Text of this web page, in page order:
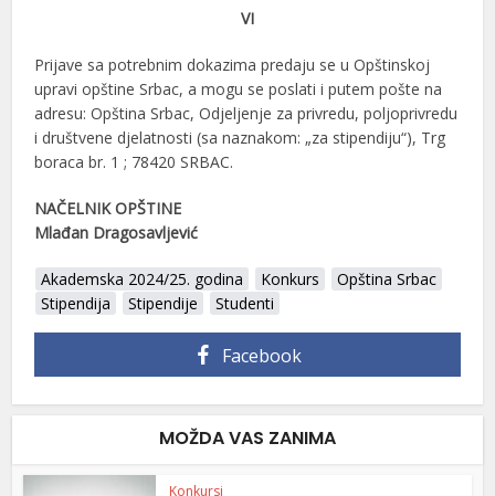
VI
Prijave sa potrebnim dokazima predaju se u Opštinskoj
upravi opštine Srbac, a mogu se poslati i putem pošte na
adresu: Opština Srbac, Odjeljenje za privredu, poljoprivredu
i društvene djelatnosti (sa naznakom: „za stipendiju“), Trg
boraca br. 1 ; 78420 SRBAC.
NAČELNIK OPŠTINE
Mlađan Dragosavljević
Akademska 2024/25. godina Konkurs
Opština Srbac
Stipendija
Stipendije Studenti
Facebook
MOŽDA VAS ZANIMA
Konkursi